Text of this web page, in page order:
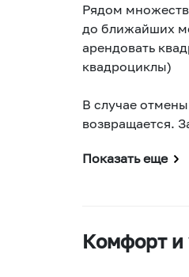
Рядом
до ближайших
арендовать
квадроциклы)
В случае
возвращается.
Показать еще
Комфорт и